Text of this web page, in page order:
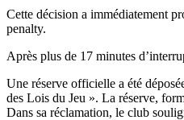
Cette décision a immédiatement
penalty.
Après plus de 17 minutes
Une réserve officielle a été
des Lois du Jeu ». La réserve,
Dans sa réclamation, le club